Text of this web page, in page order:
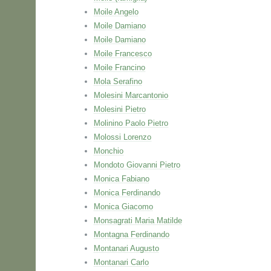
Moile Angelo
Moile Damiano
Moile Damiano
Moile Francesco
Moile Francino
Mola Serafino
Molesini Marcantonio
Molesini Pietro
Molinino Paolo Pietro
Molossi Lorenzo
Monchio
Mondoto Giovanni Pietro
Monica Fabiano
Monica Ferdinando
Monica Giacomo
Monsagrati Maria Matilde
Montagna Ferdinando
Montanari Augusto
Montanari Carlo